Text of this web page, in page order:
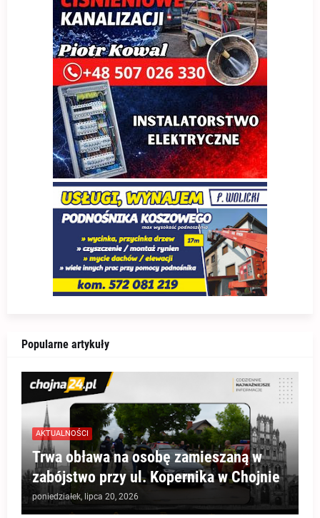
Popularne artykuły
AKTUALNOŚCI
Trwa obława na osobę zamieszaną w
zabójstwo przy ul. Kopernika w Chojnie
poniedziałek, lipca 20, 2026